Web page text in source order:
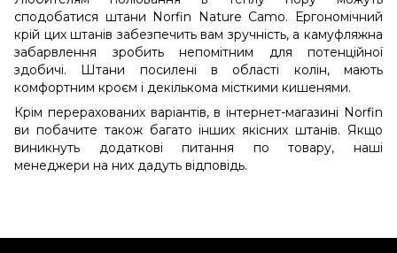
сподобатися штани Norfin Nature Camo. Ергономічний
крій цих штанів забезпечить вам зручність, а камуфляжна
забарвлення зробить непомітним для потенційної
здобичі. Штани посилені в області колін, мають
комфортним кроєм і декількома місткими кишенями.
Крім перерахованих варіантів, в інтернет-магазині Norfin
ви побачите також багато інших якісних штанів. Якщо
виникнуть додаткові питання по товару, наші
менеджери на них дадуть відповідь.